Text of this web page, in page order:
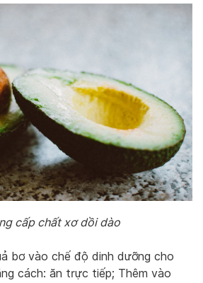
cấp chất xơ dồi dào
bơ vào chế độ dinh dưỡng cho
cách: ăn trực tiếp; Thêm vào